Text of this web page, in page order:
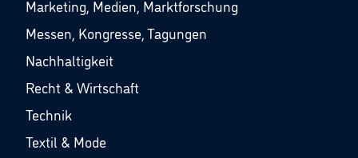
Marketing, Medien, Marktforschung
Messen, Kongresse, Tagungen
Nachhaltigkeit
Recht & Wirtschaft
Technik
Textil & Mode